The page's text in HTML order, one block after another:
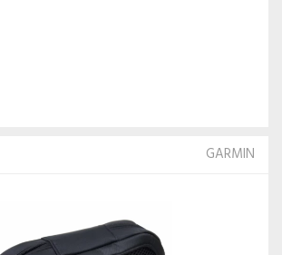
GARMIN